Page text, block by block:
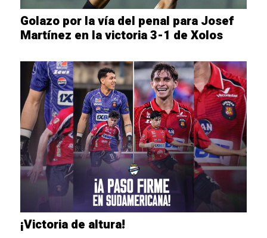
Golazo por la vía del penal para Josef
Martínez en la victoria 3-1 de Xolos
¡Victoria de altura!